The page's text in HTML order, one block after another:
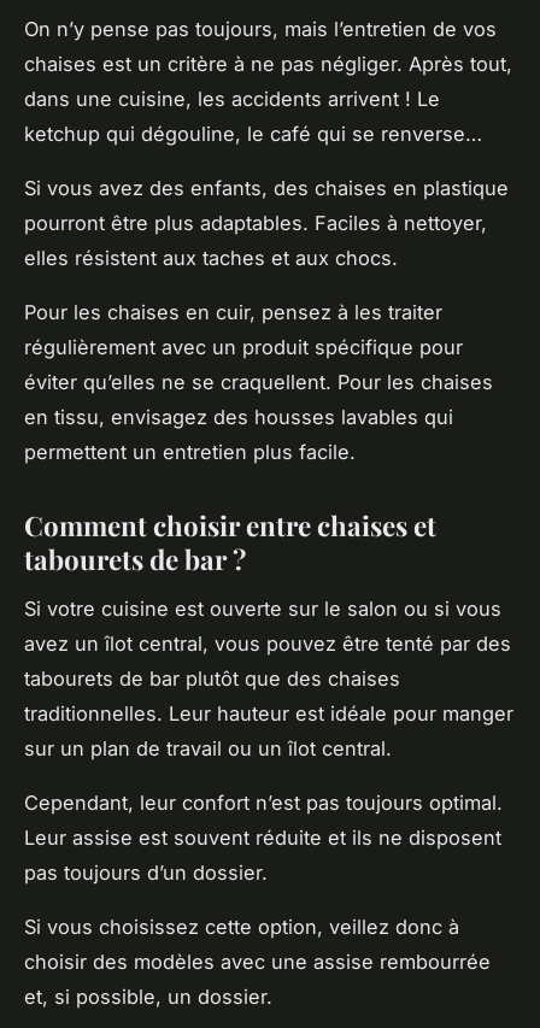
On n’y pense pas toujours, mais l’entretien de vos
chaises est un critère à ne pas négliger. Après tout,
dans une cuisine, les accidents arrivent ! Le
ketchup qui dégouline, le café qui se renverse…
Si vous avez des enfants, des chaises en plastique
pourront être plus adaptables. Faciles à nettoyer,
elles résistent aux taches et aux chocs.
Pour les chaises en cuir, pensez à les traiter
régulièrement avec un produit spécifique pour
éviter qu’elles ne se craquellent. Pour les chaises
en tissu, envisagez des housses lavables qui
permettent un entretien plus facile.
Comment choisir entre chaises et
tabourets de bar ?
Si votre cuisine est ouverte sur le salon ou si vous
avez un îlot central, vous pouvez être tenté par des
tabourets de bar plutôt que des chaises
traditionnelles. Leur hauteur est idéale pour manger
sur un plan de travail ou un îlot central.
Cependant, leur confort n’est pas toujours optimal.
Leur assise est souvent réduite et ils ne disposent
pas toujours d’un dossier.
Si vous choisissez cette option, veillez donc à
choisir des modèles avec une assise rembourrée
et, si possible, un dossier.